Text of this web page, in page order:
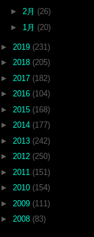
► 2月 (26)
► 1月 (20)
► 2019 (231)
► 2018 (205)
► 2017 (182)
► 2016 (104)
► 2015 (168)
► 2014 (177)
► 2013 (242)
► 2012 (250)
► 2011 (151)
► 2010 (154)
► 2009 (111)
► 2008 (83)